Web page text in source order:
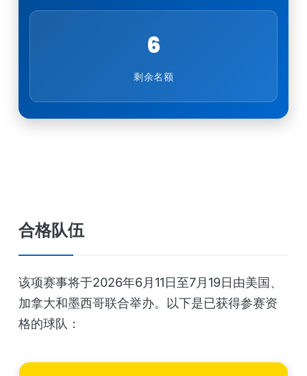
6
剩余名额
合格队伍
该项赛事将于2026年6月11日至7月19日由美国、
加拿大和墨西哥联合举办。以下是已获得参赛资
格的球队：